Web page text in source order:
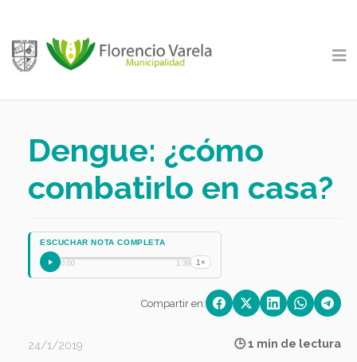
Dengue: ¿cómo
combatirlo en casa?
ESCUCHAR NOTA COMPLETA
0:00 1:39 1×
Compartir en:
24/1/2019 🕒 1 min de lectura